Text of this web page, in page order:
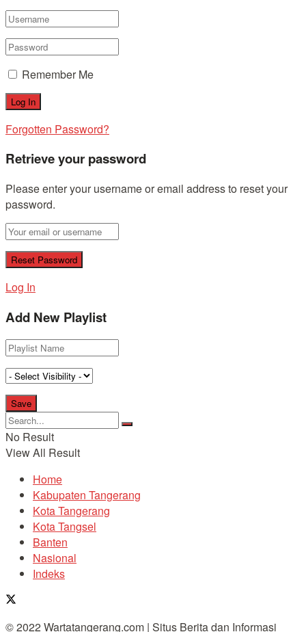
Remember Me
Forgotten Password?
Retrieve your password
Please enter your username or email address to reset your
password.
Log In
Add New Playlist
No Result
View All Result
Home
Kabupaten Tangerang
Kota Tangerang
Kota Tangsel
Banten
Nasional
Indeks
© 2022 Wartatangerang.com | Situs Berita dan Informasi